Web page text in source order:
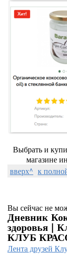
Выбрать и
магазине
вверх^ к
Вы сейчас не
Дневник
здоровья |
КЛУБ
Лента друзей